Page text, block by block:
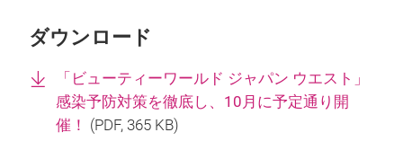
ダウンロード
「ビューティーワールド ジャパン ウエスト」
感染予防対策を徹底し、10月に予定通り開
催！
(PDF, 365 KB)